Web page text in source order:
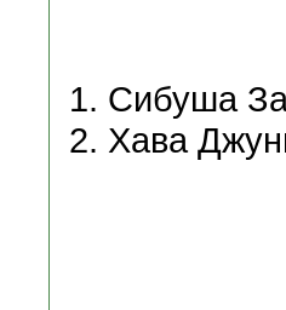
1. Сибуша
2. Хава